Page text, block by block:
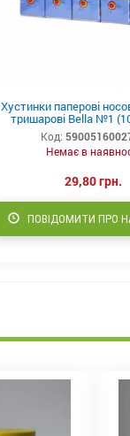
Хустинки паперові носові
тришарові Bella №1
Код:
Немає в
29,80 грн.
ПОВІДОМИТИ ПРО